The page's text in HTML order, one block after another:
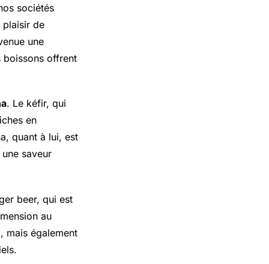
sociétés
plaisir de
une
boissons offrent
. Le kéfir, qui
en
quant à lui, est
saveur
beer, qui est
au
mais également